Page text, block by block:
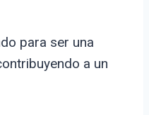
para ser una
a un